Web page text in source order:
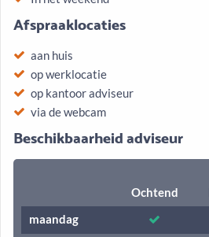
Afspraaklocaties
aan huis
op werklocatie
op kantoor adviseur
via de webcam
Beschikbaarheid adviseur
Ochtend
maandag